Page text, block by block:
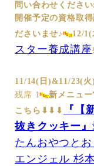
問い合わせくださ
開催予定の資格取
ださいませ♪
12/
スター養成講座
11/14(日)&11/23(火)
残席 1
新メニュー
こちら⬇︎⬇︎⬇︎
『【
抜きクッキー』
たんおやつと
エンジェル 杉